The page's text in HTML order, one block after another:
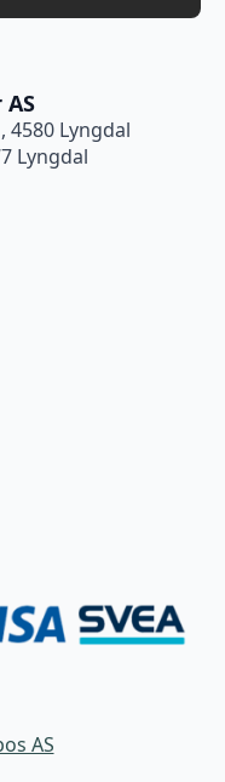
4580 Lyngdal
Lyngdal
AS